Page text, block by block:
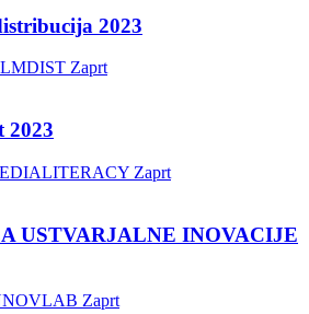
2023
Zaprt
2023
Zaprt
USTVARJALNE INOVACIJE
Zaprt